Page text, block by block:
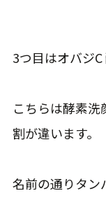
3つ目はオバジC
こちらは酵素
割が違います。
名前の通りタン